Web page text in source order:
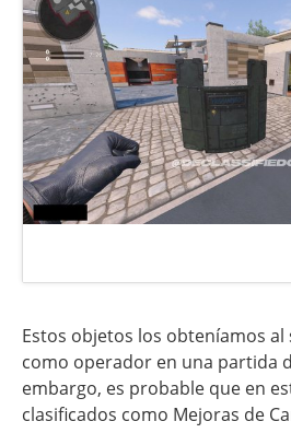
Estos objetos los obteníamos
como operador en una partida
embargo, es probable que en
clasificados como Mejoras de